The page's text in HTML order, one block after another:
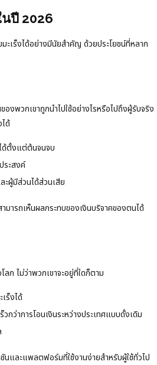
ปี 2026
เร็งได้อย่างมีนัยสำคัญ ด้วยประโยชน์ที่หลาก
งพวกเขาถูกนำไปใช้อย่างไรหรือไปถึงผู้รับจริง
ด้
ด้ตั้งแต่ต้นจนจบ
ระสงค์
ะผู้มีส่วนได้ส่วนเสีย
มารถเห็นผลกระทบของเงินบริจาคของตนได้
ก ไม่ว่าพวกเขาจะอยู่ที่ใดก็ตาม
ร็งได้
กว่าการโอนเงินระหว่างประเทศแบบดั้งเดิม
และแพลตฟอร์มที่ใช้งานง่ายสำหรับผู้ใช้ทั่วไป